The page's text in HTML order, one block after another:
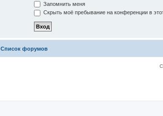
Запомнить меня
Скрыть моё пребывание на конференции в
Список форумов